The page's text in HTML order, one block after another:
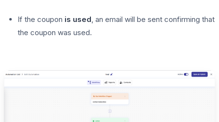
If the coupon is used, an email will be sent confirming that
the coupon was used.